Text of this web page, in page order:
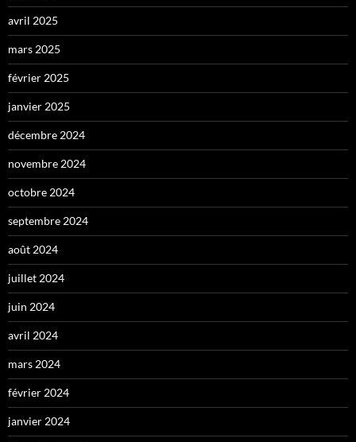
avril 2025
mars 2025
février 2025
janvier 2025
décembre 2024
novembre 2024
octobre 2024
septembre 2024
août 2024
juillet 2024
juin 2024
avril 2024
mars 2024
février 2024
janvier 2024